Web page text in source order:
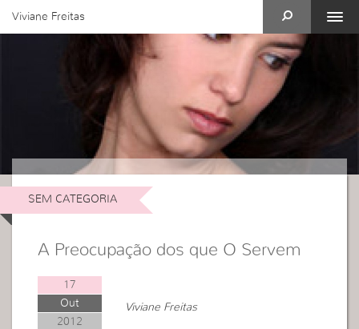
Viviane Freitas
SEM CATEGORIA
A Preocupação dos que O Servem
17
Out
2012
Viviane Freitas